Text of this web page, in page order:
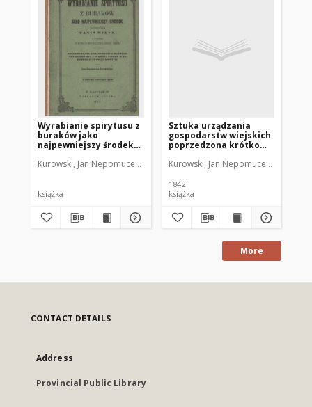
Wyrabianie spirytusu z
buraków jako
najpewniejszy środek
mięsa, a zarazem
zboża : rzecz zebrana z
doświadczeń za granicą
i w kraju naszym w tej
Kurowski, Jan Nepomucen (1783-1866)
książka
Sztuka urządzania
gospodarstw wiejskich
poprzedzona krótko
gospodarstwa
uprawie roślin
Kurowski, Jan Nepomucen (1783-
1842
książka
More
CONTACT DETAILS
Address
Provincial Public Library